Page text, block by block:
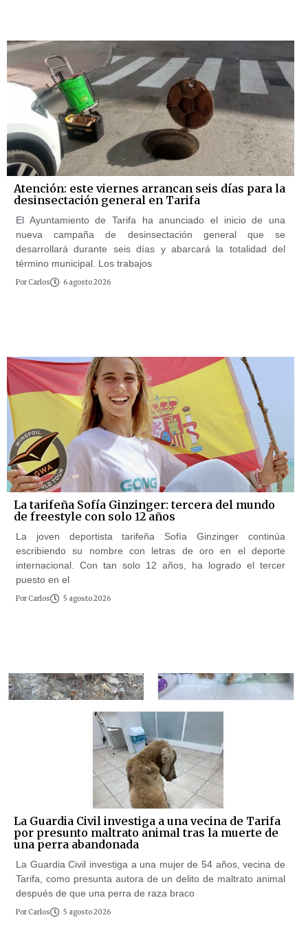
Atención: este viernes arrancan seis días para la
desinsectación general en Tarifa
El Ayuntamiento de Tarifa ha anunciado el inicio de una
nueva campaña de desinsectación general que se
desarrollará durante seis días y abarcará la totalidad del
término municipal. Los trabajos
Por Carlos 6 agosto 2026
La tarifeña Sofía Ginzinger: tercera del mundo
de freestyle con solo 12 años
La joven deportista tarifeña Sofía Ginzinger continúa
escribiendo su nombre con letras de oro en el deporte
internacional. Con tan solo 12 años, ha logrado el tercer
puesto en el
Por Carlos 5 agosto 2026
La Guardia Civil investiga a una vecina de Tarifa
por presunto maltrato animal tras la muerte de
una perra abandonada
La Guardia Civil investiga a una mujer de 54 años, vecina de
Tarifa, como presunta autora de un delito de maltrato animal
después de que una perra de raza braco
Por Carlos 5 agosto 2026